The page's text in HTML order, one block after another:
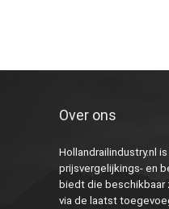
Over ons
Hollandrailindustry.nl
prijsvergelijkings- en
biedt die beschikbaar
via de laatst